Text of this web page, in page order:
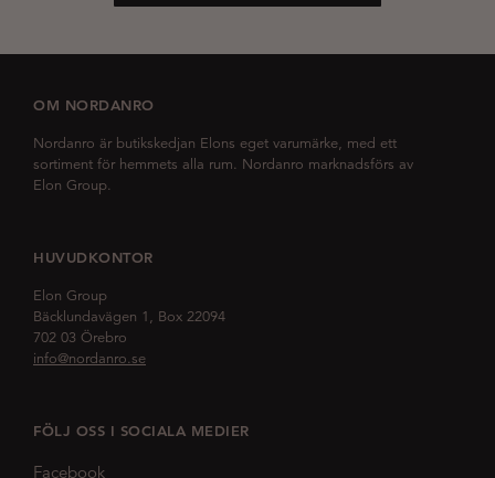
OM NORDANRO
Nordanro är butikskedjan Elons eget varumärke, med ett
sortiment för hemmets alla rum. Nordanro marknadsförs av
Elon Group.
HUVUDKONTOR
Elon Group
Bäcklundavägen 1, Box 22094
702 03 Örebro
info@nordanro.se
FÖLJ OSS I SOCIALA MEDIER
Facebook